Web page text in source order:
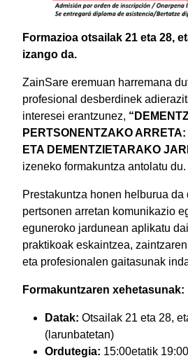
Formazioa otsailak 21 eta 28,
izango da.
ZainSare eremuan harremana
profesional desberdinek
interesei erantzunez,
PERTSONENTZAKO
ETA DEMENTZIETARAKO
izeneko formakuntza antolatu du.
Prestakuntza honen helburua da
pertsonen arretan komunikazio
eguneroko jardunean aplikatu
praktikoak eskaintzea,
eta profesionalen gaitasunak
Formakuntzaren xehetasunak:
Datak: Otsailak 21 eta 28,
(larunbatetan)
Ordutegia: 15:00etatik